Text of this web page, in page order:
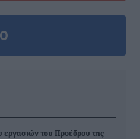
0
του Προέδρου της